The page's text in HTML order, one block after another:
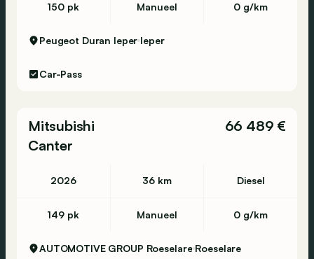
150 pk Manueel 0 g/km
Peugeot Duran Ieper Ieper
Car-Pass
Mitsubishi
Canter
66 489 €
2026 36 km Diesel
149 pk Manueel 0 g/km
AUTOMOTIVE GROUP Roeselare Roeselare